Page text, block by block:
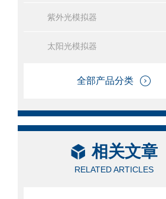
紫外光模拟器
太阳光模拟器
全部产品分类
相关文章
RELATED ARTICLES